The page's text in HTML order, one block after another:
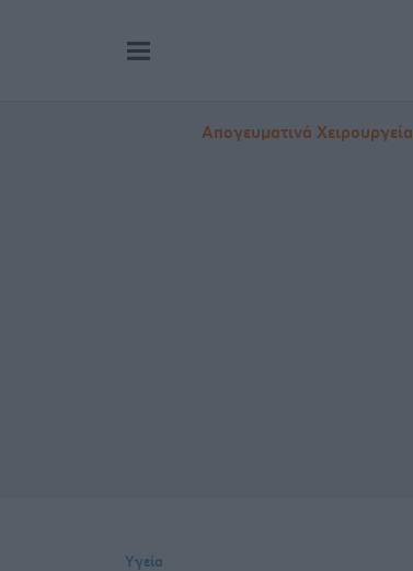
Απογευματινά Χειρουργεία
Υγεία